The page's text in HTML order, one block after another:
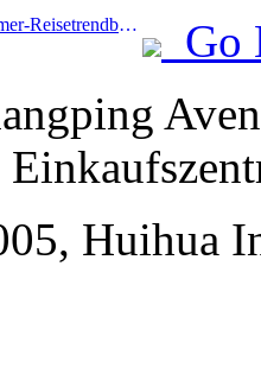
Prev:2025 Release des Sommer-Reisetrendberichts: Die Kundenbasis der Eltern-Kind-Kundendise machen mehr als 60% aus
Go
Huihua